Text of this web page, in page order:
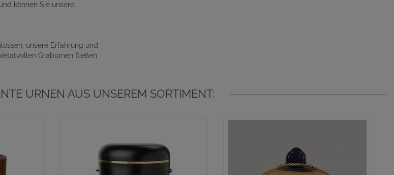
können Sie unsere
unsere Erfahrung und
Graburnen fließen
URNEN AUS UNSEREM SORTIMENT: